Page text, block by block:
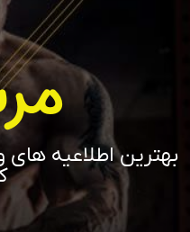
بهترین اطلاعیه های